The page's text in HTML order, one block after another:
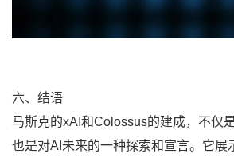
六、结语
马斯克的xAI和Colossus的建成，不仅
也是对AI未来的一种探索和宣言。它展